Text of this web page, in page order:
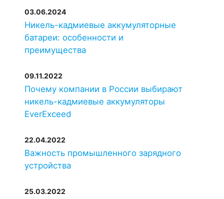
03.06.2024
Никель-кадмиевые аккумуляторные
батареи: особенности и
преимущества
09.11.2022
Почему компании в России выбирают
никель-кадмиевые аккумуляторы
EverExceed
22.04.2022
Важность промышленного зарядного
устройства
25.03.2022